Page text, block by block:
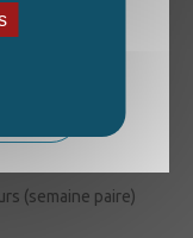
(semaine paire)
arrivée!